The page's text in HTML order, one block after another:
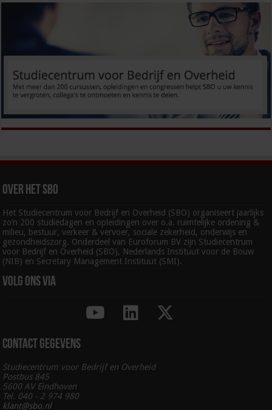
Over het SBO
Het Studiecentrum voor Bedrijf en Overheid (SBO) organiseert jaarlijks
zo’n 200 studiedagen en opleidingen over o.a. ruimtelijke ordening &
milieu, bestuur, verkeer & vervoer, sociale zekerheid, onderwijs en
gezondheidszorg. Onderdeel van Euroforum BV zijn Studiecentrum
voor Bedrijf en Overheid (SBO), Nederlands Instituut voor de Bouw
(NIB) en Secretary Management Instituut (SMI).
Volg ons via
Contact gegevens
Studiecentrum voor Bedrijf en Overheid
Postbus 845
5600 AV Eindhoven
Tel. 040 - 2 974 980
klant@sbo.nl